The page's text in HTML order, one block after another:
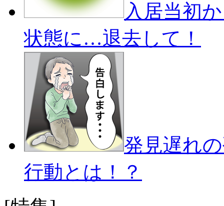
入居当初
状態に…退去して！
発見遅れ
行動とは！？